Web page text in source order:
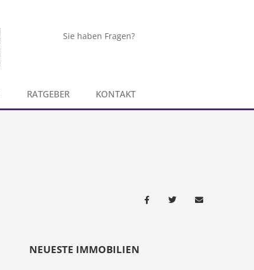
Sie haben Fragen?
RATGEBER KONTAKT
NEUESTE IMMOBILIEN